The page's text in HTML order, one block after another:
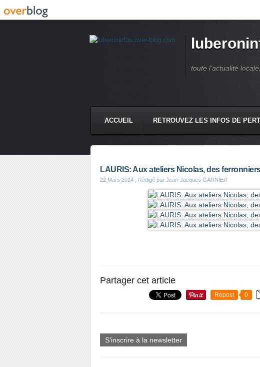
toute l'actualité
ACCUEIL RETROUVEZ LES INFOS DE
LAURIS: Aux ateliers Nicolas, des
22 Mars 2024 , Rédigé par Jean-Jacques GARNIER
Partager cet article
Repost 0
S'inscrire à la newsletter